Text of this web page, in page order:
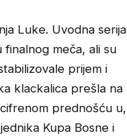
Luke. Uvodna serija
meča, ali su
prijem i
klackalica prešla na
prednošću u,
Kupa Bosne i